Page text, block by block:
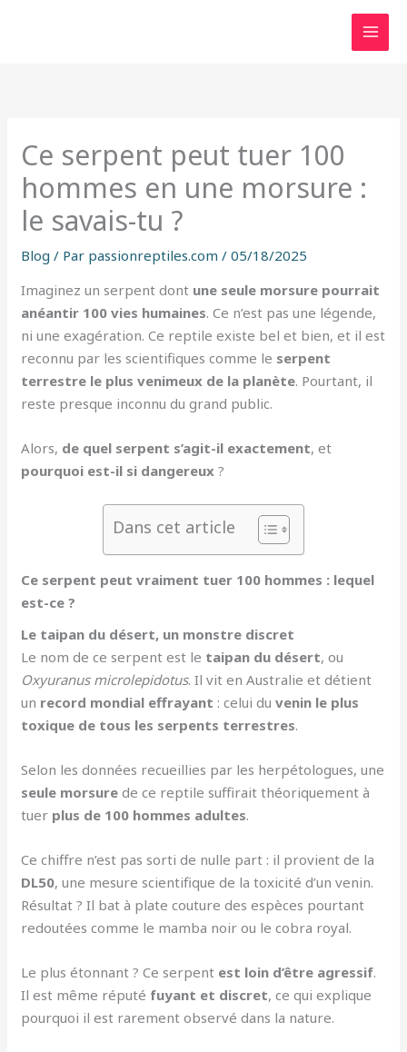
Ce serpent peut tuer 100
hommes en une morsure :
le savais-tu ?
Blog / Par passionreptiles.com/05/18/2025
Imaginez un serpent dont une seule morsure pourrait
anéantir 100 vies humaines. Ce n’est pas une légende,
ni une exagération. Ce reptile existe bel et bien, et il est
reconnu par les scientifiques comme le serpent
terrestre le plus venimeux de la planète. Pourtant, il
reste presque inconnu du grand public.
Alors, de quel serpent s’agit-il exactement, et
pourquoi est-il si dangereux ?
Dans cet article
Ce serpent peut vraiment tuer 100 hommes : lequel
est-ce ?
Le taipan du désert, un monstre discret
Le nom de ce serpent est le taipan du désert, ou
Oxyuranus microlepidotus. Il vit en Australie et détient
un record mondial effrayant : celui duvenin le plus
toxique de tous les serpents terrestres.
Selon les données recueillies par les herpétologues, une
seule morsure de ce reptile suffirait théoriquement à
tuer plus de 100 hommes adultes.
Ce chiffre n’est pas sorti de nulle part : il provient de la
DL50, une mesure scientifique de la toxicité d’un venin.
Résultat ? Il bat à plate couture des espèces pourtant
redoutées comme le mamba noir ou le cobra royal.
Le plus étonnant ? Ce serpent est loin d’être agressif.
Il est même réputé fuyant et discret, ce qui explique
pourquoi il est rarement observé dans la nature.